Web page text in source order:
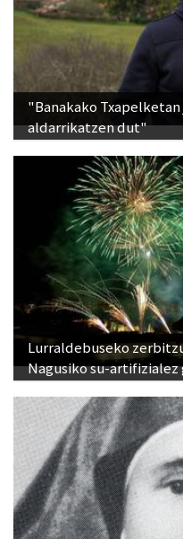
"Banakako
aldarrikatzen dut"
Lurraldebuseko
Nagusiko su-